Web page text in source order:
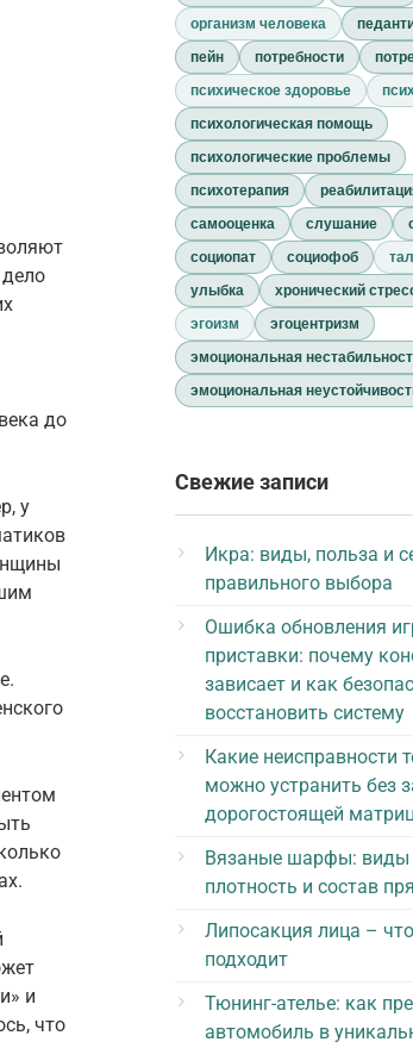
до
у
и
что
организм человека
пейн
потребности
психическое здоровье
психологическая помощь
психологические проблемы
психотерапия
самооценка
слушание
социопат
социофоб
улыбка
хронический
эгоизм
эгоцентризм
эмоциональная
эмоциональная
Свежие записи
Икра: виды, польза и
правильного выбора
Ошибка обновления
приставки: почему
зависает и как
восстановить систему
Какие неисправности
можно устранить без
дорогостоящей
Вязаные шарфы: виды
плотность и состав
Липосакция лица –
подходит
Тюнинг-ателье: как
автомобиль в